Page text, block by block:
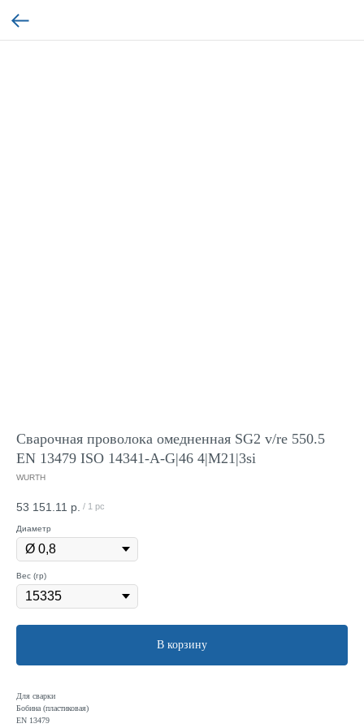
Сварочная проволока омедненная SG2 v/re 550.5
EN 13479 ISO 14341-A-G|46 4|M21|3si
WURTH
53 151.11 р. / 1 pc
Диаметр
Вес (гр)
В корзину
Для сварки
Бобина (пластиковая)
EN 13479